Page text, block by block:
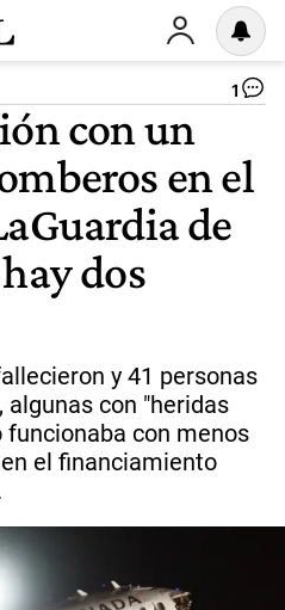
1
con un
en el
de
dos
y 41 personas
con "heridas
funcionaba con menos
el financiamiento